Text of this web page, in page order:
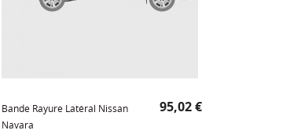
Bande Rayure Latéral Nissan
Navara
Prix
95,02 €